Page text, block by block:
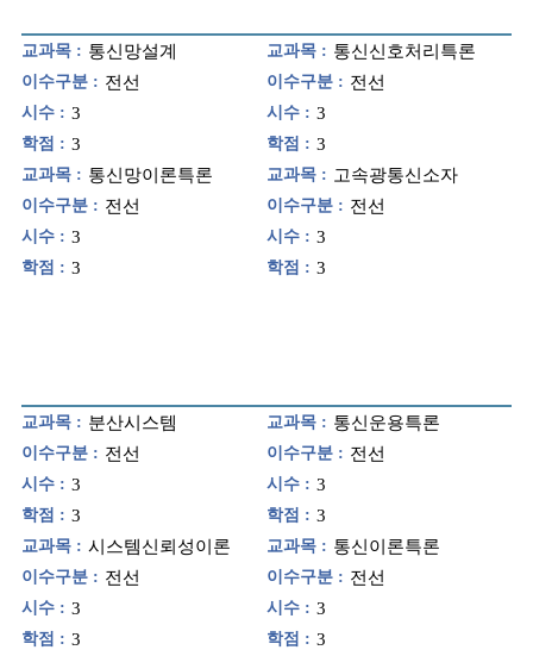
교과목 : 통신망설계
이수구분 : 전선
시수 : 3
학점 : 3
교과목 : 통신망이론특론
이수구분 : 전선
시수 : 3
학점 : 3
교과목 : 통신신호처리특론
이수구분 : 전선
시수 : 3
학점 : 3
교과목 : 고속광통신소자
이수구분 : 전선
시수 : 3
학점 : 3
교과목 : 분산시스템
이수구분 : 전선
시수 : 3
학점 : 3
교과목 : 시스템신뢰성이론
이수구분 : 전선
시수 : 3
학점 : 3
교과목 : 통신운용특론
이수구분 : 전선
시수 : 3
학점 : 3
교과목 : 통신이론특론
이수구분 : 전선
시수 : 3
학점 : 3